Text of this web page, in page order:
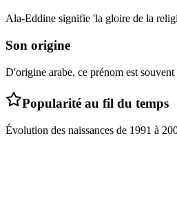
Ala-Eddine signifie 'la gloire de la
Son origine
D'origine arabe, ce prénom est
Popularité au fil du temps
Évolution des naissances de 1991 à